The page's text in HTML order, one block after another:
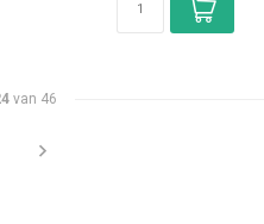
van 46